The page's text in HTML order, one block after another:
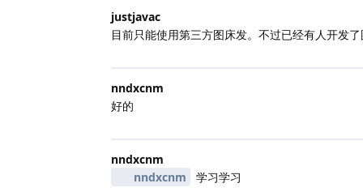
justjavac
目前只能使用第三方图床发。不过已经有人开发
nndxcnm
好的
nndxcnm
nndxcnm
学习学习